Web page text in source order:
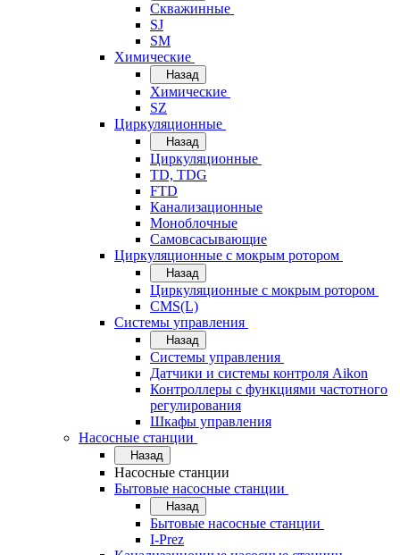
Скважинные
SJ
SM
Химические
Назад
Химические
SZ
Циркуляционные
Назад
Циркуляционные
TD, TDG
FTD
Канализационные
Моноблочные
Самовсасывающие
Циркуляционные с мокрым ротором
Назад
Циркуляционные с мокрым ротором
CMS(L)
Системы управления
Назад
Системы управления
Датчики и системы контроля Aikon
Контроллеры с функциями частотного
регулирования
Шкафы управления
Насосные станции
Назад
Насосные станции
Бытовые насосные станции
Назад
Бытовые насосные станции
I-Prez